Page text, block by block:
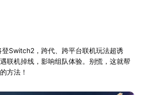
Switch2，跨代、跨平台联机玩法超诱
联机掉线，影响组队体验。别慌，这就帮
方法！